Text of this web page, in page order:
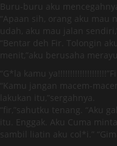
Buru-buru aku
“Apaan sih, orang aku mau
udah, aku mau jalan
“Bentar deh Fir. Tolongin
menit,”aku berusaha
“G*la kamu
“Kamu jangan macem-
lakukan itu,”sergahnya.
“fir,”sahutku tenang. “Aku
itu. Enggak. Aku Cuma
sambil liatin aku col*i.”